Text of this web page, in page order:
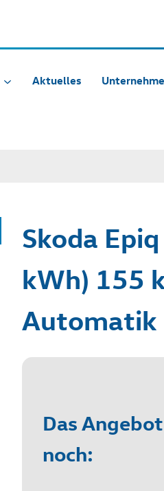
Aktuelles
Skoda
kWh) 155
Automatik
Das
noch: